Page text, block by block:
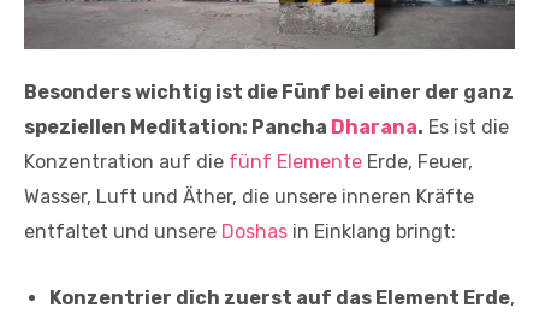
Besonders wichtig ist die Fünf bei einer der ganz
speziellen Meditation: Pancha Dharana. Es ist die
Konzentration auf die fünf Elemente Erde, Feuer,
Wasser, Luft und Äther, die unsere inneren Kräfte
entfaltet und unsere Doshas in Einklang bringt:
Konzentrier dich zuerst auf das Element Erde,